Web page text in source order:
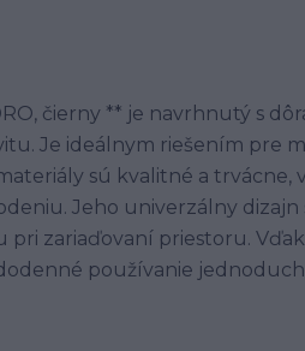
čierny ** je navrhnutý s
Je ideálnym riešením pre
sú kvalitné a
Jeho univerzálny
pri zariaďovaní priestoru.
používanie